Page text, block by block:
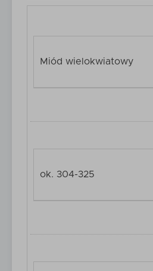
Miód wielokwiatowy
ok. 304-325